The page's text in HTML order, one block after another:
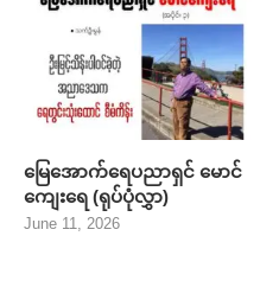
မြေအောက်ရေပညာရှင် မောင်
ကျေးရေ (ရုပ်ပုံလွှာ)
June 11, 2026